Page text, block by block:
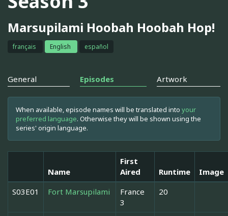
Marsupilami Hoobah Hoobah Hop!
français English español
General Episodes Artwork
When available, episode names will be translated into your
preferred language. Otherwise they will be shown using the
series' origin language.
Name
First
Aired
Runtime
Image
S03E01
Fort Marsupilami
France
3
20